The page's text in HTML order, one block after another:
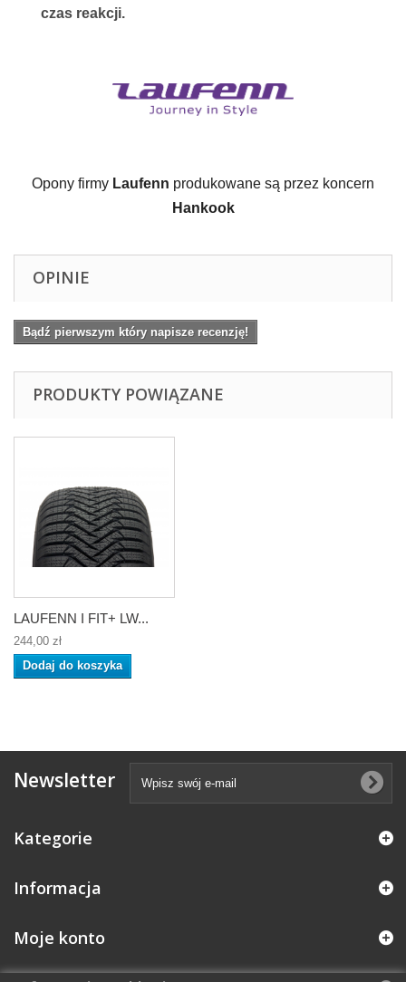
czas reakcji.
Opony firmy Laufenn
Hankook
OPINIE
Bądź pierwszym który napisze recenzję!
PRODUKTY POWIĄZANE
LAUFENN I FIT+ LW...
244,00 zł
Dodaj do koszyka
Newsletter
Kategorie
Informacja
Moje konto